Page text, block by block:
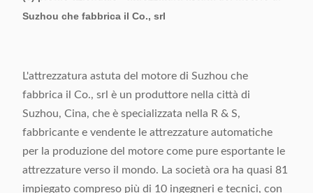
Suzhou che fabbrica il Co., srl
L'attrezzatura astuta del motore di Suzhou che
fabbrica il Co., srl è un produttore nella città di
Suzhou, Cina, che è specializzata nella R & S,
fabbricante e vendente le attrezzature automatiche
per la produzione del motore come pure esportante le
attrezzature verso il mondo. La società ora ha quasi 81
impiegato compreso più di 10 ingegneri e tecnici, con